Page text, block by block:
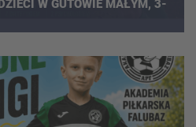
W GUTOWIE MAŁYM, 3-